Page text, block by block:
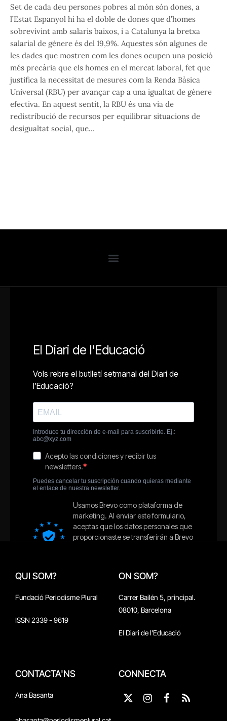
Set de cada deu persones pobres al món són dones, a
l’Estat Espanyol hi ha el doble de dones que d’homes
sobrevivint amb salaris baixos, i a Catalunya la bretxa
salarial de gènere és del 19,9%. Aquestes són algunes de
les dades que mostren com les dones ocupen una posició
més precària que els homes en el mercat laboral, fet que
justifica la necessitat de mesures com la Renda Bàsica
Universal (RBU) per avançar cap a una igualtat de gènere
efectiva. En aquest sentit, la RBU és una via de
redistribució de recursos per equilibrar situacions de
desigualtat social, que…
QUI SOM?
Fundació Periodisme Plural
ISSN 2339 - 9619
ON SOM?
Carrer Bailén 5, principal.
08010, Barcelona
El Diari de l'Educació
CONTACTA'NS
Ana Basanta
CONNECTA
X
Instagram
Facebook
RSS